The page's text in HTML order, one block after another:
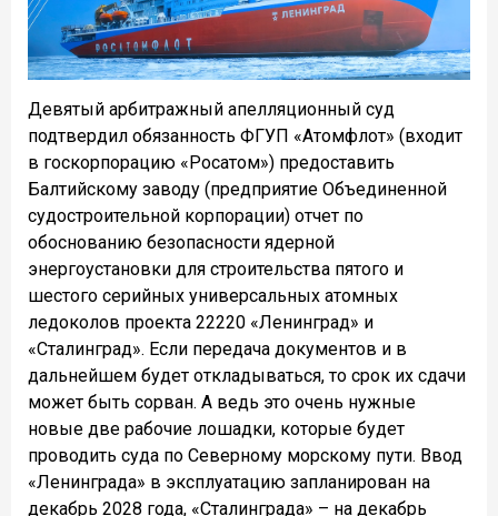
Девятый арбитражный апелляционный суд
подтвердил обязанность ФГУП «Атомфлот» (входит
в госкорпорацию «Росатом») предоставить
Балтийскому заводу (предприятие Объединенной
судостроительной корпорации) отчет по
обоснованию безопасности ядерной
энергоустановки для строительства пятого и
шестого серийных универсальных атомных
ледоколов проекта 22220 «Ленинград» и
«Сталинград». Если передача документов и в
дальнейшем будет откладываться, то срок их сдачи
может быть сорван. А ведь это очень нужные
новые две рабочие лошадки, которые будет
проводить суда по Северному морскому пути. Ввод
«Ленинграда» в эксплуатацию запланирован на
декабрь 2028 года, «Сталинграда» – на декабрь